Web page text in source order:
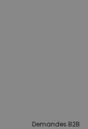
Demandes B2B